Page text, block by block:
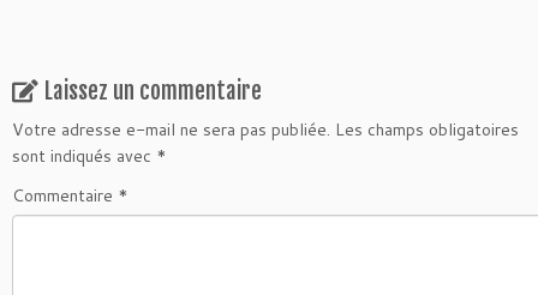
Laissez un commentaire
Votre adresse e-mail ne sera pas publiée. Les champs obligatoires
sont indiqués avec *
Commentaire *